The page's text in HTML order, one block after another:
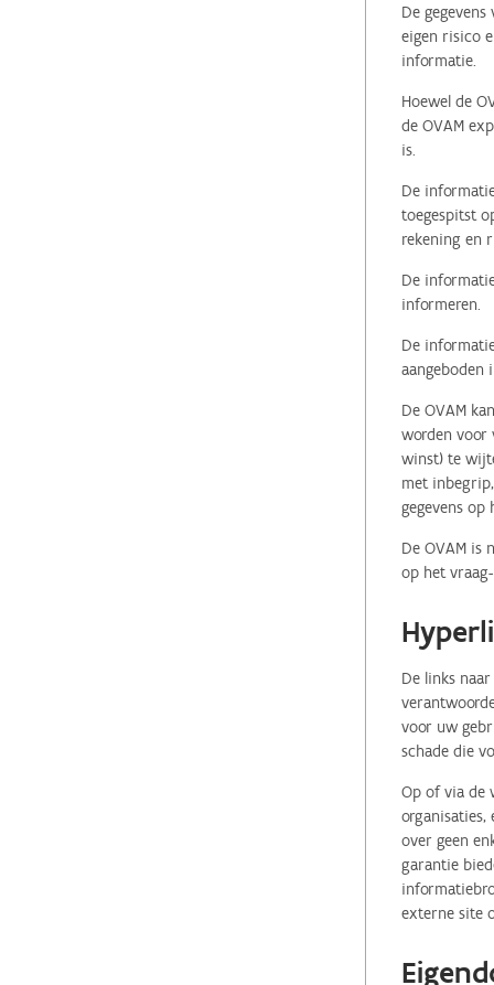
De
eigen risico
informatie.
Hoewel de
de OVAM
is.
De
toegespitst
rekening en
De
informeren.
De
aangeboden
De OVAM
worden voor
winst) te
met
gegevens
De OVAM is
op het
De links
voor uw
schade die
Op of via de
organisaties,
over geen
garantie
externe site